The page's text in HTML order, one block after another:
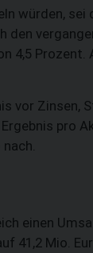
würden, sei
den
4,5
vor Zinsen,
pro
einen
41,2 Mio.